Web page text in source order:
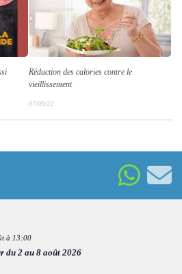
Réduction des calories contre le
vieillissement
07/09/22
à 13:00
du 2 au 8 août 2026